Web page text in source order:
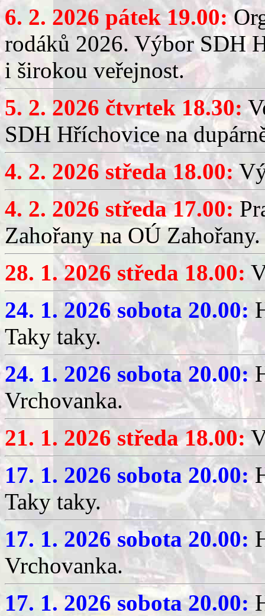
6. 2. 2026 pátek 19.00:
rodáků 2026. Výbor SDH
i širokou veřejnost.
5. 2. 2026 čtvrtek 18.30:
SDH Hříchovice na
4. 2. 2026 středa 18.00:
4. 2. 2026 středa 17.00:
Zahořany na OÚ Zahořany.
28. 1. 2026 středa 18.00:
24. 1. 2026 sobota 20.00:
Taky taky.
24. 1. 2026 sobota 20.00:
Vrchovanka.
21. 1. 2026 středa 18.00:
17. 1. 2026 sobota 20.00:
Taky taky.
17. 1. 2026 sobota 20.00:
Vrchovanka.
17. 1. 2026 sobota 20.00: